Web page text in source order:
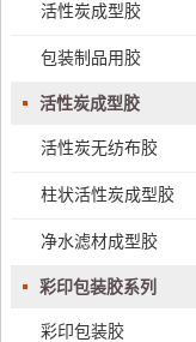
活性炭成型胶
包装制品用胶
活性炭成型胶
活性炭无纺布胶
柱状活性炭成型胶
净水滤材成型胶
彩印包装胶系列
彩印包装胶